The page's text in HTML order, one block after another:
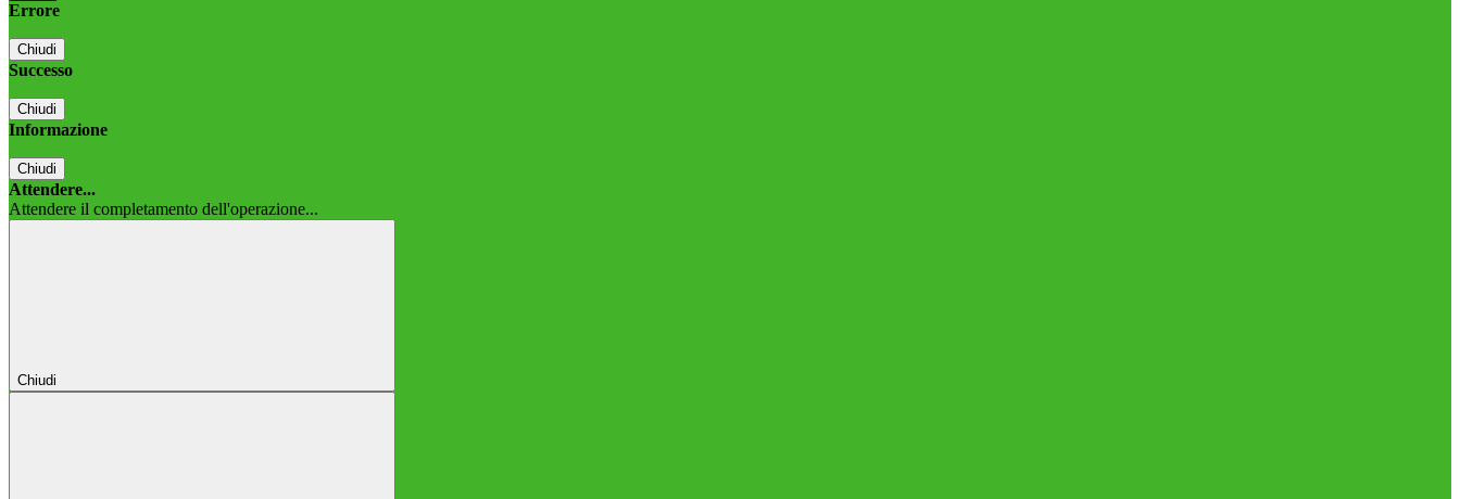
Errore
Chiudi
Successo
Chiudi
Informazione
Chiudi
Attendere...
Attendere il completamento dell'operazione...
Chiudi